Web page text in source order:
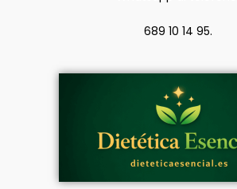
689 10 14 95.